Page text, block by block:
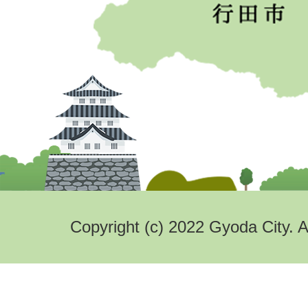
Copyright (c) 2022 Gyoda City.